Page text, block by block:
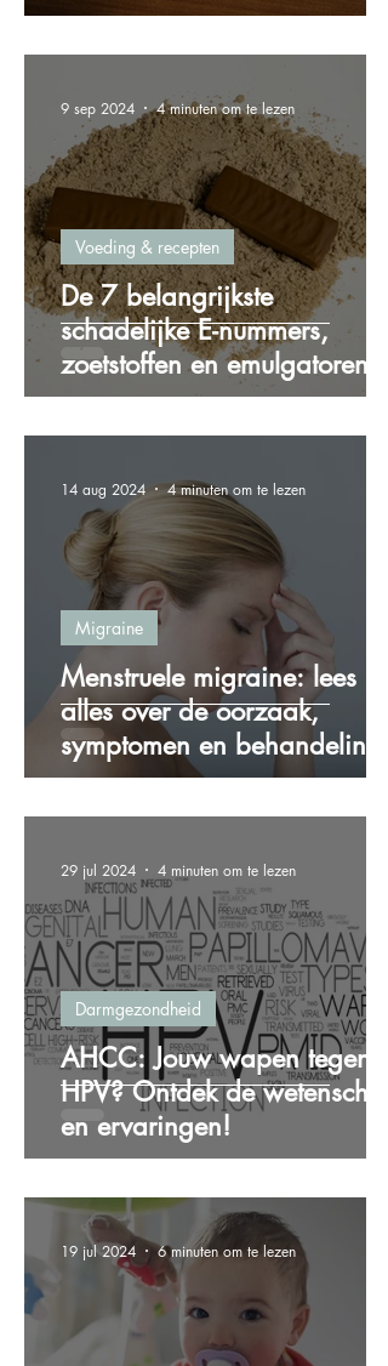
gewichtstoename
De 7 belangrijkste
schadelijke E-nummers,
zoetstoffen en emulgatoren
die je wilt vermijden!
Voeding & recepten
9 sep 2024 4 minuten om te lezen
Menstruele migraine: lees
alles over de oorzaak,
symptomen en behandeling!
Migraine
14 aug 2024 4 minuten om te lezen
AHCC: Jouw wapen tegen
HPV? Ontdek de wetenschap
en ervaringen!
Darmgezondheid
29 jul 2024 4 minuten om te lezen
19 jul 2024 6 minuten om te lezen